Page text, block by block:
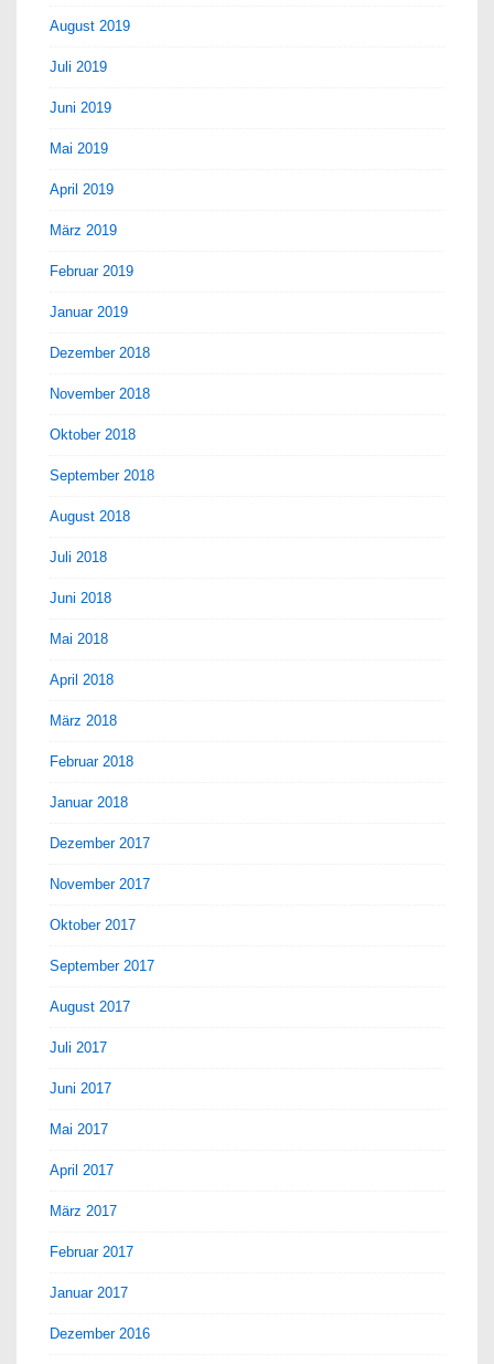
August 2019
Juli 2019
Juni 2019
Mai 2019
April 2019
März 2019
Februar 2019
Januar 2019
Dezember 2018
November 2018
Oktober 2018
September 2018
August 2018
Juli 2018
Juni 2018
Mai 2018
April 2018
März 2018
Februar 2018
Januar 2018
Dezember 2017
November 2017
Oktober 2017
September 2017
August 2017
Juli 2017
Juni 2017
Mai 2017
April 2017
März 2017
Februar 2017
Januar 2017
Dezember 2016